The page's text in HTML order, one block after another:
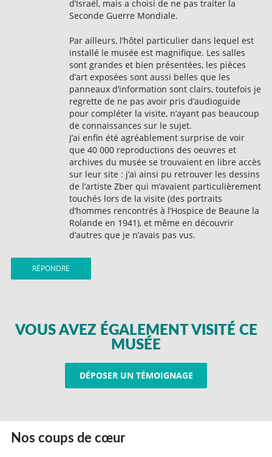
d’Israël, mais a choisi de ne pas traiter la
Seconde Guerre Mondiale.
Par ailleurs, l’hôtel particulier dans lequel est
installé le musée est magnifique. Les salles
sont grandes et bien présentées, les pièces
d’art exposées sont aussi belles que les
panneaux d’information sont clairs, toutefois je
regrette de ne pas avoir pris d’audioguide
pour compléter la visite, n’ayant pas beaucoup
de connaissances sur le sujet.
J’ai enfin été agréablement surprise de voir
que 40 000 reproductions des oeuvres et
archives du musée se trouvaient en libre accès
sur leur site : j’ai ainsi pu retrouver les dessins
de l’artiste Zber qui m’avaient particulièrement
touchés lors de la visite (des portraits
d’hommes rencontrés à l’Hospice de Beaune la
Rolande en 1941), et même en découvrir
d’autres que je n’avais pas vus.
RÉPONDRE
VOUS AVEZ ÉGALEMENT VISITÉ CE
MUSÉE
DÉPOSER UN TÉMOIGNAGE
Nos coups de cœur